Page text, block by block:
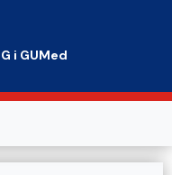
i GUMed